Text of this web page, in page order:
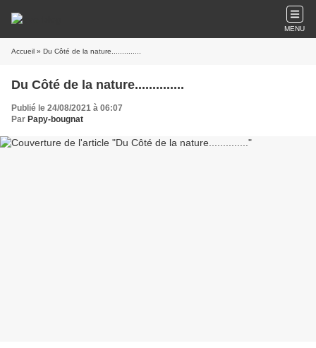
MENU
Accueil » Du Côté de la nature..............
Du Côté de la nature..............
Publié le 24/08/2021 à 06:07
Par Papy-bougnat